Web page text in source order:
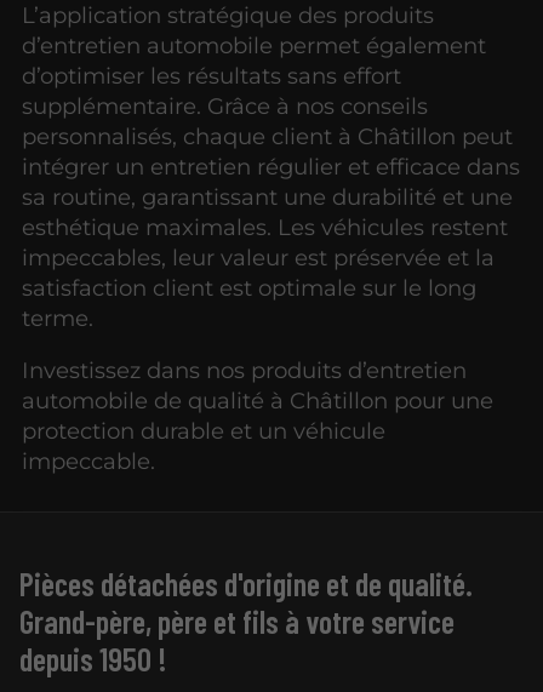
L’application stratégique des produits
d’entretien automobile permet également
d’optimiser les résultats sans effort
supplémentaire. Grâce à nos conseils
personnalisés, chaque client à Châtillon peut
intégrer un entretien régulier et efficace dans
sa routine, garantissant une durabilité et une
esthétique maximales. Les véhicules restent
impeccables, leur valeur est préservée et la
satisfaction client est optimale sur le long
terme.
Investissez dans nos produits d’entretien
automobile de qualité à Châtillon pour une
protection durable et un véhicule
impeccable.
Pièces détachées d'origine et de qualité.
Grand-père, père et fils à votre service
depuis 1950 !